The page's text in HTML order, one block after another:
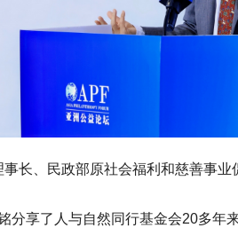
长、民政部原社会福利和慈善事
分享了人与自然同行基金会20多